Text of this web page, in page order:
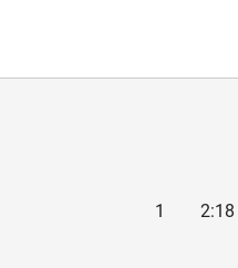
1 2:18